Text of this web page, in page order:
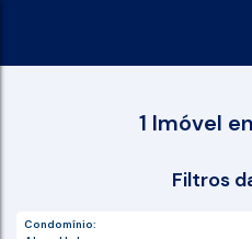
1 Imóvel